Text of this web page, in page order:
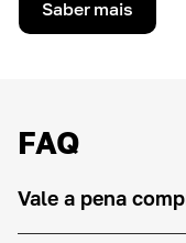
Saber mais
FAQ
Vale a pena